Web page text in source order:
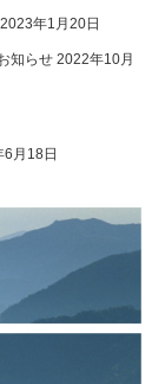
2023年1月20日
知らせ 2022年10月
月18日